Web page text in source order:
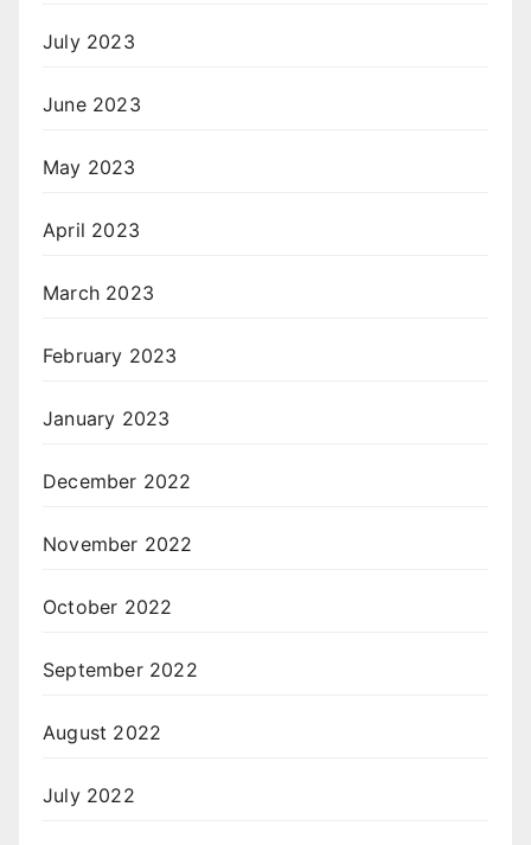
July 2023
June 2023
May 2023
April 2023
March 2023
February 2023
January 2023
December 2022
November 2022
October 2022
September 2022
August 2022
July 2022